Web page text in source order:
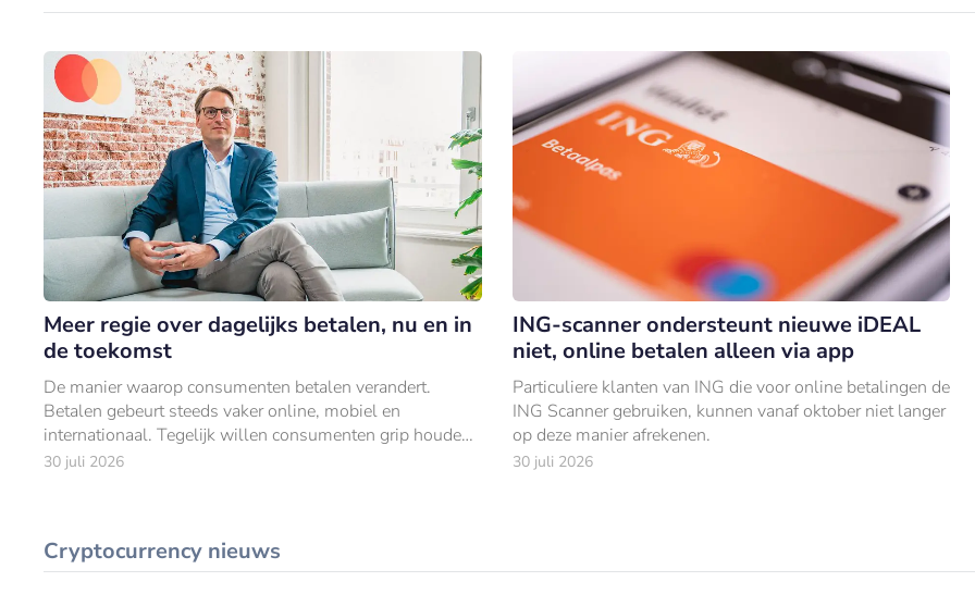
Meer regie over dagelijks betalen, nu en in
de toekomst
De manier waarop consumenten betalen verandert.
Betalen gebeurt steeds vaker online, mobiel en
internationaal. Tegelijk willen consumenten grip houden
op hun uitgaven.
30 juli 2026
ING-scanner ondersteunt nieuwe iDEAL
niet, online betalen alleen via app
Particuliere klanten van ING die voor online betalingen de
ING Scanner gebruiken, kunnen vanaf oktober niet langer
op deze manier afrekenen.
30 juli 2026
Cryptocurrency nieuws